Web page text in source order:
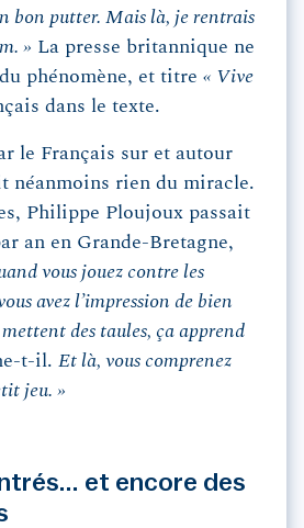
bon putter. Mais là, je rentrais
» La presse britannique ne
phénomène, et titre « Vive
dans le texte.
le Français sur et autour
néanmoins rien du miracle.
Philippe Ploujoux passait
an en Grande-Bretagne,
vous jouez contre les
avez l’impression de bien
mettent des taules, ça apprend
t-il. Et là, vous comprenez
jeu. »
et encore des